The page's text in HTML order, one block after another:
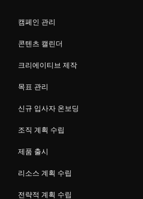
캠페인 관리
콘텐츠 캘린더
크리에이티브 제작
목표 관리
신규 입사자 온보딩
조직 계획 수립
제품 출시
리소스 계획 수립
전략적 계획 수립